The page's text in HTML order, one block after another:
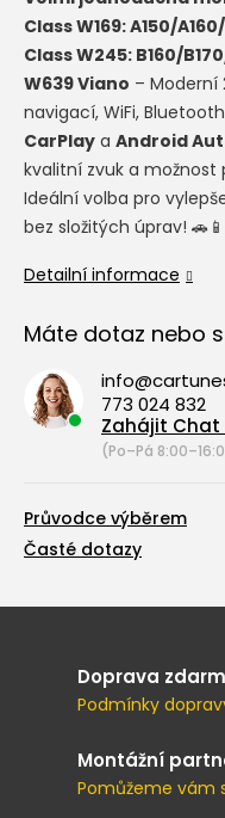
Class W169: A150/
Class W245: B160/
W639 Viano – Moderní
navigací, WiFi,
CarPlay a Android
kvalitní zvuk a možnost
Ideální volba pro
bez složitých úprav!
Detailní informace
Máte dotaz nebo
773 024 832
Zahájit Chat
(Po–Pá
Průvodce výběrem
Časté dotazy
Doprava
Podmínky
Montážní
Pomůžeme vám